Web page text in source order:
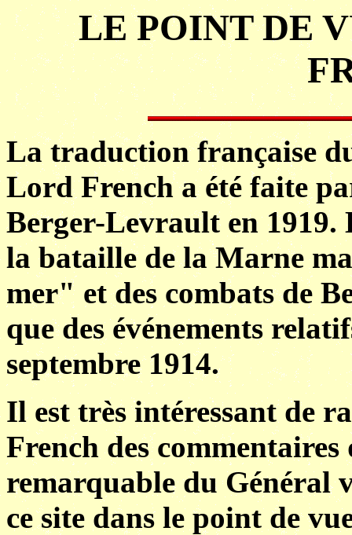
LE POINT DE
La traduction française
Lord French a été faite
Berger-Levrault en 1919.
la bataille de la Marne
mer" et des combats de
que des événements
septembre 1914.
Il est très intéressant de
French des
remarquable du Général
ce site dans le point de